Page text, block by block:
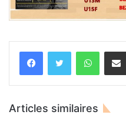
Articles similaires